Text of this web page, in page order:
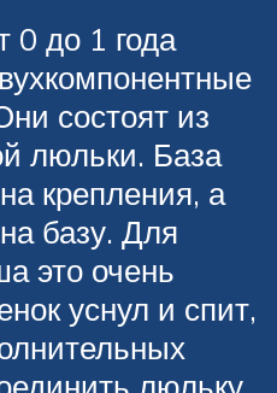
0 до 1 года
состоят из
люльки. База
крепления, а
базу. Для
это очень
уснул и спит,